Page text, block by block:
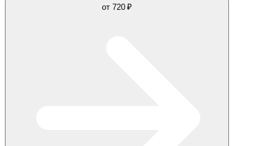
от 720 ₽